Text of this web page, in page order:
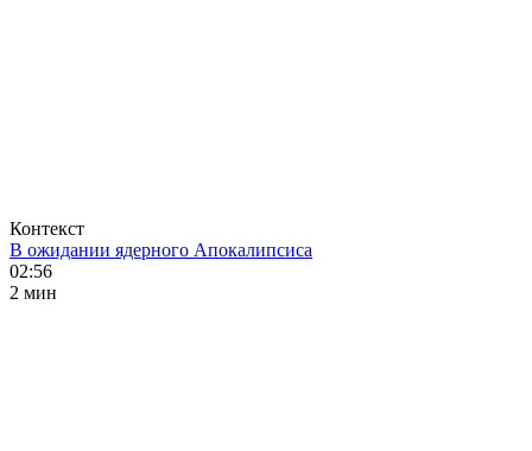
Контекст
В ожидании ядерного Апокалипсиса
02:56
2 мин